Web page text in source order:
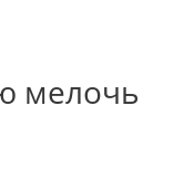
мелочь